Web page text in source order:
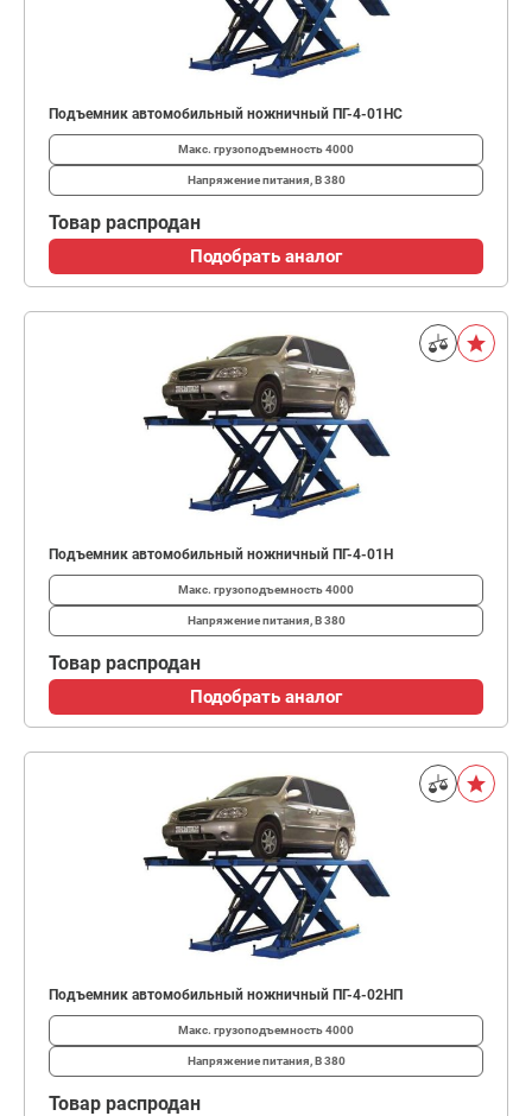
Подъемник автомобильный ножничный ПГ-4-01НС
Макс. грузоподъемность4000
Напряжение питания, В380
Товар распродан
Подобрать аналог
Подъемник автомобильный ножничный ПГ-4-01Н
Макс. грузоподъемность4000
Напряжение питания, В380
Товар распродан
Подобрать аналог
Подъемник автомобильный ножничный ПГ-4-02НП
Макс. грузоподъемность4000
Напряжение питания, В380
Товар распродан